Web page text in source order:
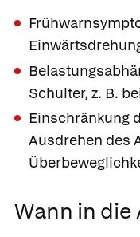
Schulter, z. B.
Einschränkung
Ausdrehen des
Wann in die